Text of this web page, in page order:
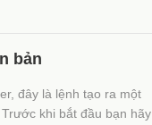
bản
đây là lệnh tạo ra một
khi bắt đầu bạn hãy